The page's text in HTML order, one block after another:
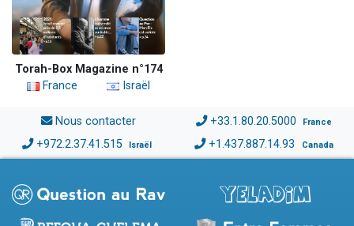
Torah-Box Magazine n°174
France
Israël
Nous contacter +33.1.80.20.5000 France
+972.2.37.41.515 Israël +1.437.887.14.93 Canada